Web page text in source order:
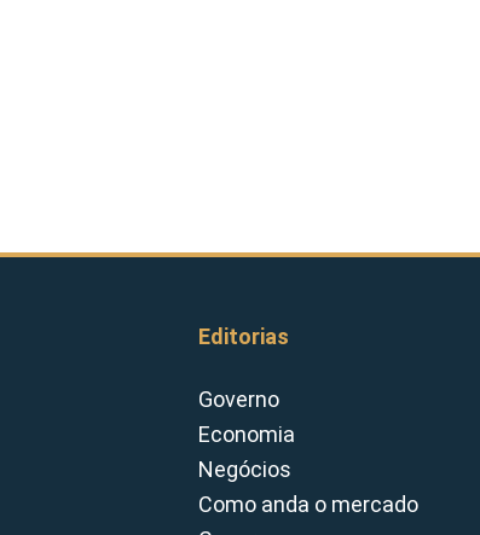
Editorias
Governo
Economia
Negócios
Como anda o mercado